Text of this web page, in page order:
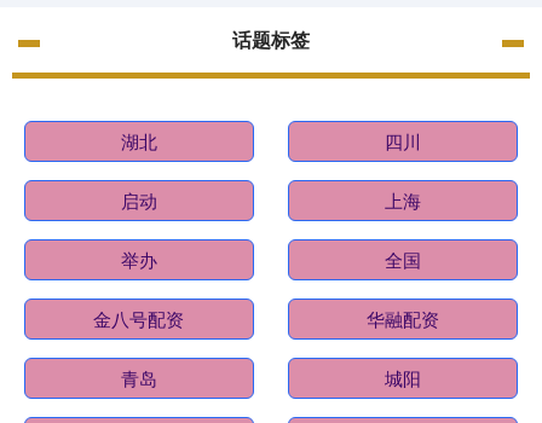
话题标签
湖北 四川
启动 上海
举办 全国
金八号配资 华融配资
青岛 城阳